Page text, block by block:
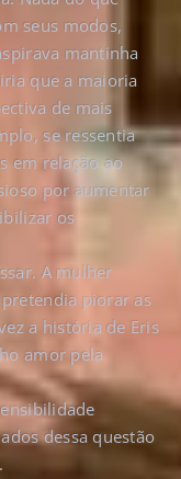
seus modos,
mantinha
que a maioria
de mais
se ressentia
em relação ao
por aumentar
os
A mulher
piorar as
a história de Eris
amor pela
dessa questão